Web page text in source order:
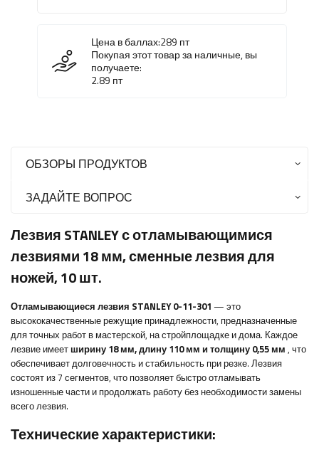
Цена в баллах:289 пт
Покупая этот товар за наличные, вы
получаете:
2.89 пт
ОБЗОРЫ ПРОДУКТОВ
ЗАДАЙТЕ ВОПРОС
Лезвия STANLEY с отламывающимися
лезвиями 18 мм, сменные лезвия для
ножей, 10 шт.
Отламывающиеся лезвия STANLEY 0-11-301 — это
высококачественные режущие принадлежности, предназначенные
для точных работ в мастерской, на стройплощадке и дома. Каждое
лезвие имеет ширину 18 мм, длину 110 мм и толщину 0,55 мм , что
обеспечивает долговечность и стабильность при резке. Лезвия
состоят из 7 сегментов, что позволяет быстро отламывать
изношенные части и продолжать работу без необходимости замены
всего лезвия.
Технические характеристики: